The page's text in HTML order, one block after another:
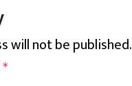
will not be published.
*